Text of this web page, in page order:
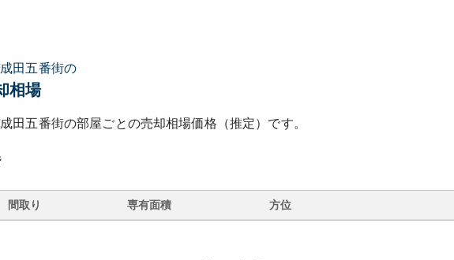
田五番街の
相場
田五番街の部屋ごとの売却相場価格（推定）です。
間取り 専有面積 方位